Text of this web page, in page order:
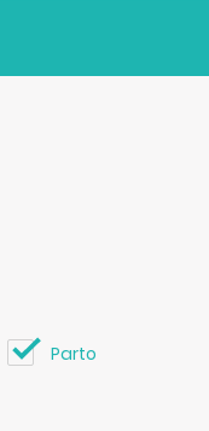
Parto